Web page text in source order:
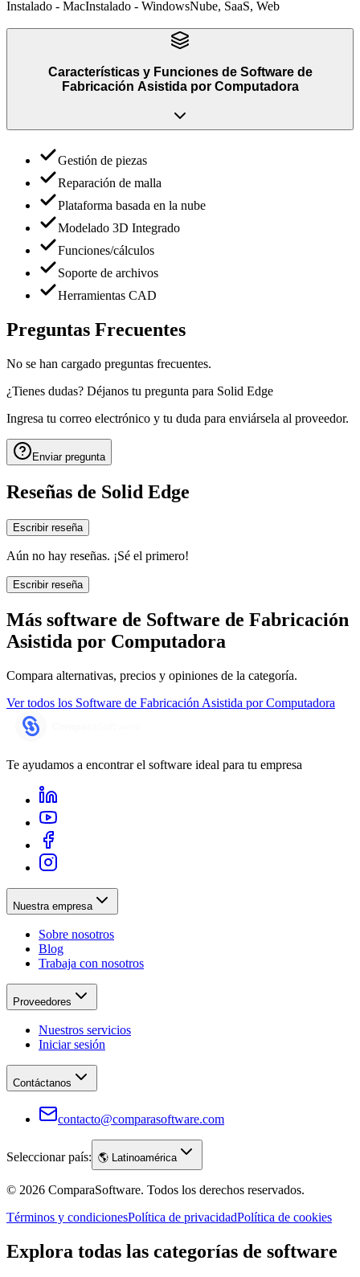
Instalado - MacInstalado - WindowsNube, SaaS, Web
Características y Funciones de Software de
Fabricación Asistida por Computadora
Gestión de piezas
Reparación de malla
Plataforma basada en la nube
Modelado 3D Integrado
Funciones/cálculos
Soporte de archivos
Herramientas CAD
Preguntas Frecuentes
No se han cargado preguntas frecuentes.
¿Tienes dudas? Déjanos tu pregunta para Solid Edge
Ingresa tu correo electrónico y tu duda para enviársela al proveedor.
Enviar pregunta
Reseñas de Solid Edge
Escribir reseña
Aún no hay reseñas. ¡Sé el primero!
Escribir reseña
Más software de Software de Fabricación
Asistida por Computadora
Compara alternativas, precios y opiniones de la categoría.
Ver todos los Software de Fabricación Asistida por Computadora
Te ayudamos a encontrar el software ideal para tu empresa
Nuestra empresa
Sobre nosotros
Blog
Trabaja con nosotros
Proveedores
Nuestros servicios
Iniciar sesión
Contáctanos
contacto@comparasoftware.com
Seleccionar país: 🌎 Latinoamérica
© 2026 ComparaSoftware. Todos los derechos reservados.
Términos y condicionesPolítica de privacidadPolítica de cookies
Explora todas las categorías de software